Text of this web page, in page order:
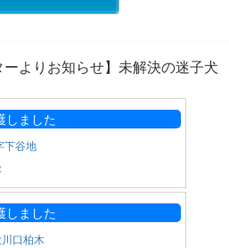
ーよりお知らせ】未解決の迷子犬
しました
下谷地
しました
口柏木